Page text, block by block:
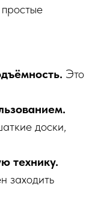
Это
доски,
технику.
заходить